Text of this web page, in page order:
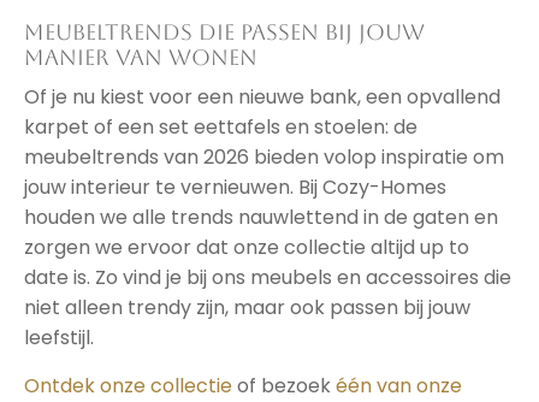
Meubeltrends die passen bij jouw
manier van wonen
Of je nu kiest voor een nieuwe bank, een opvallend
karpet of een set eettafels en stoelen: de
meubeltrends van 2026 bieden volop inspiratie om
jouw interieur te vernieuwen. Bij Cozy-Homes
houden we alle trends nauwlettend in de gaten en
zorgen we ervoor dat onze collectie altijd up to
date is. Zo vind je bij ons meubels en accessoires die
niet alleen trendy zijn, maar ook passen bij jouw
leefstijl.
Ontdek onze collectieof bezoekéén van onze